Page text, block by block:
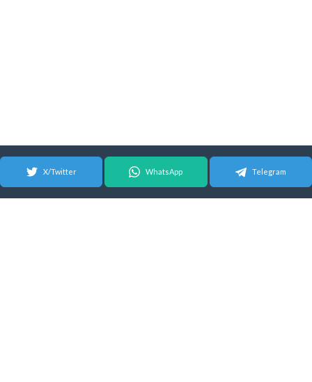
X/Twitter WhatsApp Telegram